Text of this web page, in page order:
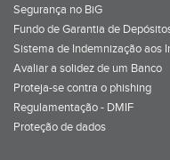
Segurança no BiG
Fundo de Garantia de
Sistema de Indemnização aos
Avaliar a solidez de um Banco
Proteja-se contra o phishing
Regulamentação - DMIF
Proteção de dados